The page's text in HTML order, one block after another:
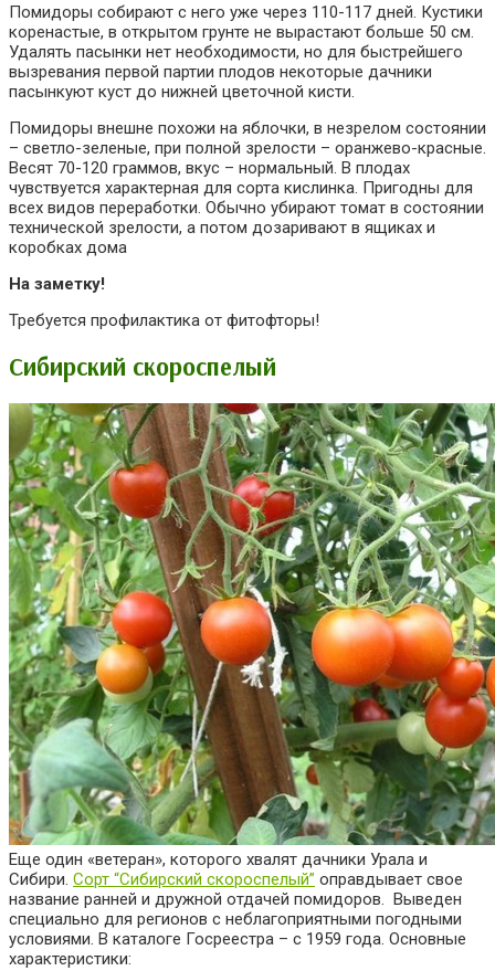
Помидоры собирают с него уже через 110-117 дней. Кустики
коренастые, в открытом грунте не вырастают больше 50 см.
Удалять пасынки нет необходимости, но для быстрейшего
вызревания первой партии плодов некоторые дачники
пасынкуют куст до нижней цветочной кисти.
Помидоры внешне похожи на яблочки, в незрелом состоянии
– светло-зеленые, при полной зрелости – оранжево-красные.
Весят 70-120 граммов, вкус – нормальный. В плодах
чувствуется характерная для сорта кислинка. Пригодны для
всех видов переработки. Обычно убирают томат в состоянии
технической зрелости, а потом дозаривают в ящиках и
коробках дома
На заметку!
Требуется профилактика от фитофторы!
Сибирский скороспелый
Еще один «ветеран», которого хвалят дачники Урала и
Сибири. Сорт “Сибирский скороспелый” оправдывает свое
название ранней и дружной отдачей помидоров. Выведен
специально для регионов с неблагоприятными погодными
условиями. В каталоге Госреестра – с 1959 года. Основные
характеристики: